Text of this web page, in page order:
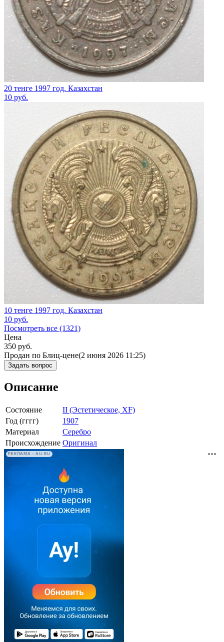
20 тенге 1997 год. Казахстан
10 руб.
10 тенге 1997 год. Казахстан
10 руб.
Посмотреть все (1321)
Цена
350 руб.
Продан по Блиц-цене(2 июня 2026 11:25)
Задать вопрос
Описание
Состояние
II (Эстетическое, XF)
Год (гггг)
1907
Материал
Серебро
Происхождение Оригинал
РЕКЛАМА • AU.RU